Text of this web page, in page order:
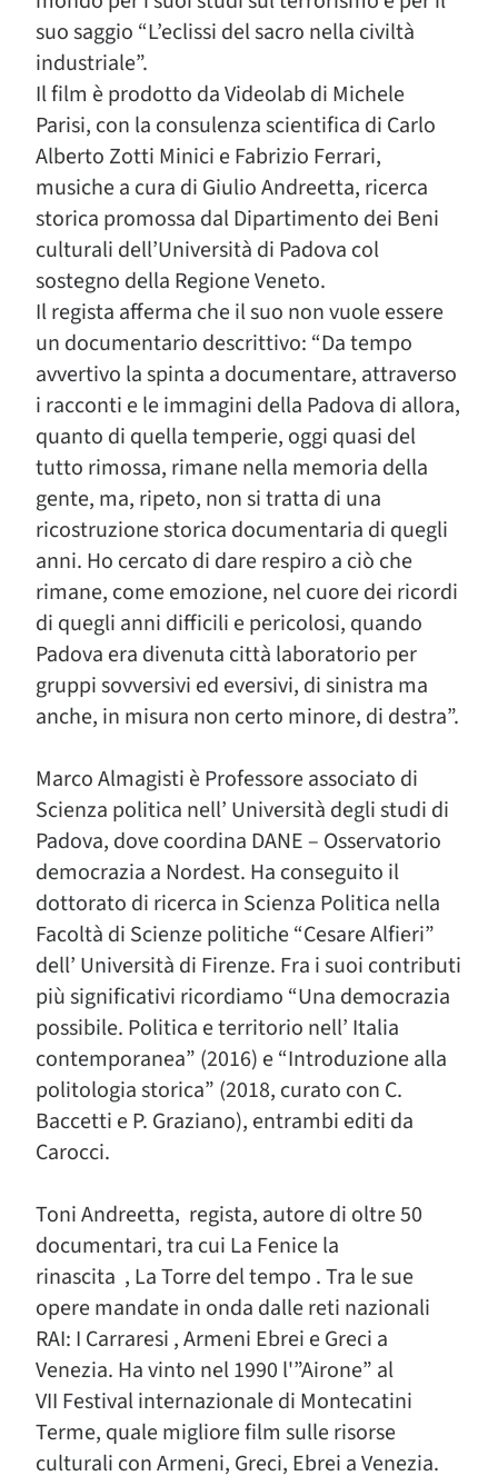
suo saggio “L’eclissi del sacro nella civiltà
industriale”.
Il film è prodotto da Videolab di Michele
Parisi, con la consulenza scientifica di Carlo
Alberto Zotti Minici e Fabrizio Ferrari,
musiche a cura di Giulio Andreetta, ricerca
storica promossa dal Dipartimento dei Beni
culturali dell’Università di Padova col
sostegno della Regione Veneto.
Il regista afferma che il suo non vuole essere
un documentario descrittivo: “Da tempo
avvertivo la spinta a documentare, attraverso
i racconti e le immagini della Padova di allora,
quanto di quella temperie, oggi quasi del
tutto rimossa, rimane nella memoria della
gente, ma, ripeto, non si tratta di una
ricostruzione storica documentaria di quegli
anni. Ho cercato di dare respiro a ciò che
rimane, come emozione, nel cuore dei ricordi
di quegli anni difficili e pericolosi, quando
Padova era divenuta città laboratorio per
gruppi sovversivi ed eversivi, di sinistra ma
anche, in misura non certo minore, di destra”.
Marco Almagisti è Professore associato di
Scienza politica nell’ Università degli studi di
Padova, dove coordina DANE – Osservatorio
democrazia a Nordest. Ha conseguito il
dottorato di ricerca in Scienza Politica nella
Facoltà di Scienze politiche “Cesare Alfieri”
dell’ Università di Firenze. Fra i suoi contributi
più significativi ricordiamo “Una democrazia
possibile. Politica e territorio nell’ Italia
contemporanea” (2016) e “Introduzione alla
politologia storica” (2018, curato con C.
Baccetti e P. Graziano), entrambi editi da
Carocci.
Toni Andreetta, regista, autore di oltre 50
documentari, tra cui La Fenice la
rinascita , La Torre del tempo . Tra le sue
opere mandate in onda dalle reti nazionali
RAI: I Carraresi , Armeni Ebrei e Greci a
Venezia. Ha vinto nel 1990 l'”Airone” al
VII Festival internazionale di Montecatini
Terme, quale migliore film sulle risorse
culturali con Armeni, Greci, Ebrei a Venezia.